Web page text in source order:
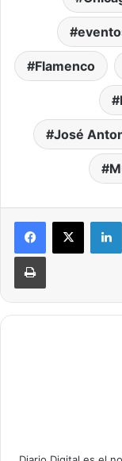
Flamenco
José
Imprimir